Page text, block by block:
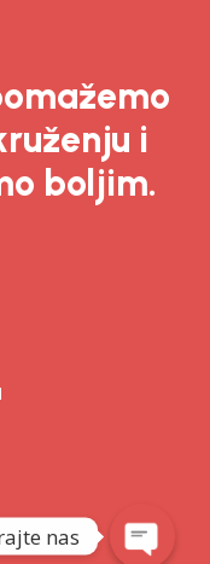
i
boljim.
nas